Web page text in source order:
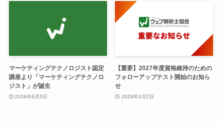
マーケティングテクノロジスト認定
講座より「マーケティングテクノロ
ジスト」が誕生
2026年6月5日
【重要】2027年度資格維持のための
フォローアップテスト開始のお知ら
せ
2026年3月2日